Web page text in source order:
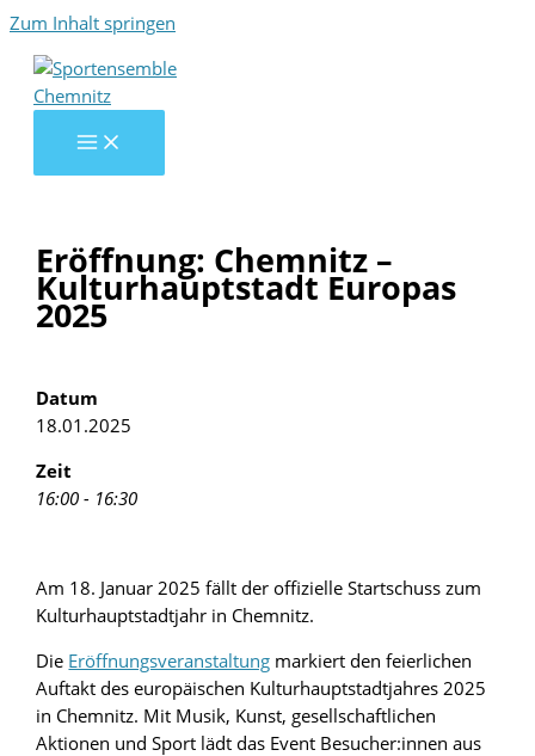
Zum Inhalt springen
Eröffnung: Chemnitz –
Kulturhauptstadt Europas
2025
Datum
18.01.2025
Zeit
16:00 - 16:30
Am 18. Januar 2025 fällt der offizielle Startschuss zum
Kulturhauptstadtjahr in Chemnitz.
Die Eröffnungsveranstaltung markiert den feierlichen
Auftakt des europäischen Kulturhauptstadtjahres 2025
in Chemnitz. Mit Musik, Kunst, gesellschaftlichen
Aktionen und Sport lädt das Event Besucher:innen aus